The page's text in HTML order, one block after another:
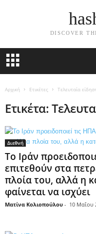
DISCOVER
Αρχική Ετικέτες Τελευταία
Ετικέτα:
Διεθνή
Το Ιράν
επιτεθούν στα
πλοία του, αλλά η
φαίνεται να ισχύει
Ματίνα Κολιοπούλου - 10 Μαΐου